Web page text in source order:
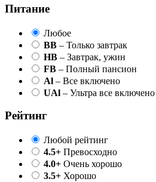
Питание
Любое
BB – Только завтрак
HB – Завтрак, ужин
FB – Полный пансион
Al – Все включено
UAl – Ультра все включено
Рейтинг
Любой рейтинг
4.5+ Превосходно
4.0+ Очень хорошо
3.5+ Хорошо